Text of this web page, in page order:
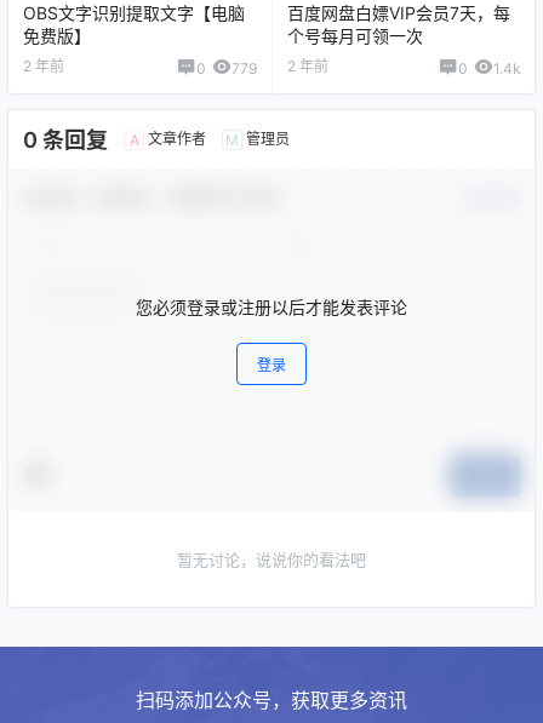
OBS文字识别提取文字【电脑
免费版】
2 年前 0 779
百度网盘白嫖VIP会员7天，每
个号每月可领一次
2 年前 0 1.4k
0 条回复 A 文章作者 M 管理员
您必须登录或注册以后才能发表评论
登录
暂无讨论，说说你的看法吧
扫码添加公众号，获取更多资讯